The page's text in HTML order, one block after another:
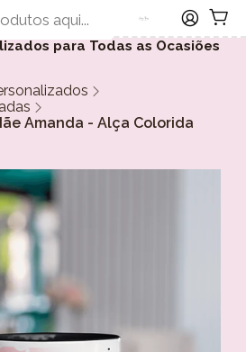
para Todas as Ocasiões
Amanda - Alça Colorida